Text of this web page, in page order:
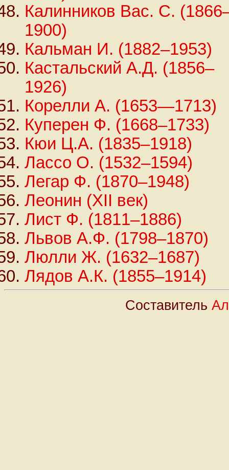
Калинников Вас. С.
1900)
Кальман И. (1882–1953)
Кастальский А.Д. (1856–
1926)
Корелли А. (1653—1713)
Куперен Ф. (1668–1733)
Кюи Ц.А. (1835–1918)
Лассо O. (1532–1594)
Легар Ф. (1870–1948)
Леонин (XII век)
Лист Ф. (1811–1886)
Львов А.Ф. (1798–1870)
Люлли Ж. (1632–1687)
Лядов А.К. (1855–1914)
Составитель